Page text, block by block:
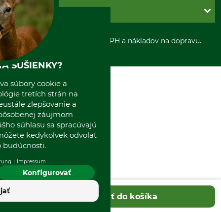
Pridať do košíka
Ochrana osobnych udajov
Otváracie hodiny
Zrušenie objednávky
Dobierka
Platba vopred
Sepa-inkaso
Osobný odber
GRUBE S.R.O.
O nás
Predajňa
Kolektív GRUBE
Naše pobočky v Európe
*Všetky ceny sú vrátane DPH a nákladov na dopravu.
SUŠIENKY?
súbory cookie a
tretích strán na
zlepšovanie a
záujmom
súhlasu sa spracúvajú
kedykoľvek odvolať
budúcnosti.
Impressum
Konfigurovať